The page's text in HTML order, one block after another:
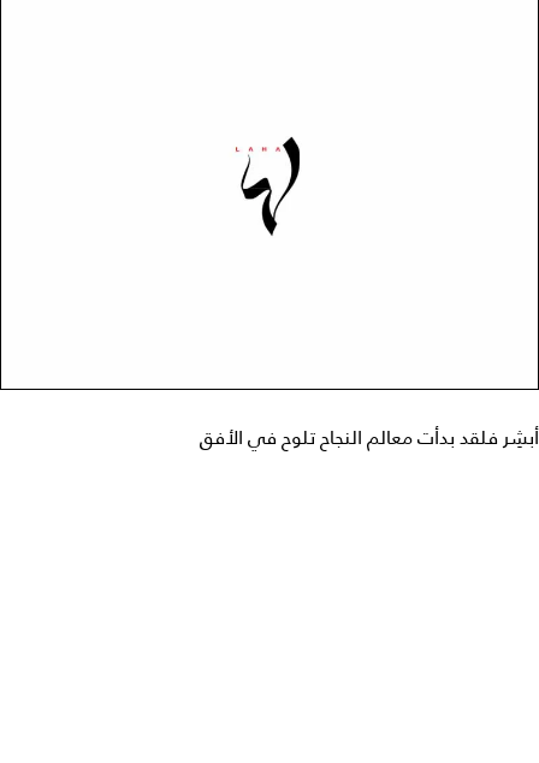
أبشِر فلقد بدأت معالم النجاح تلوح في الأفق